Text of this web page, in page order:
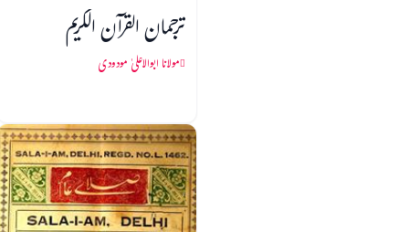
ترجمان القرآن الکریم
مولانا ابوالاعلیٰ مودودی